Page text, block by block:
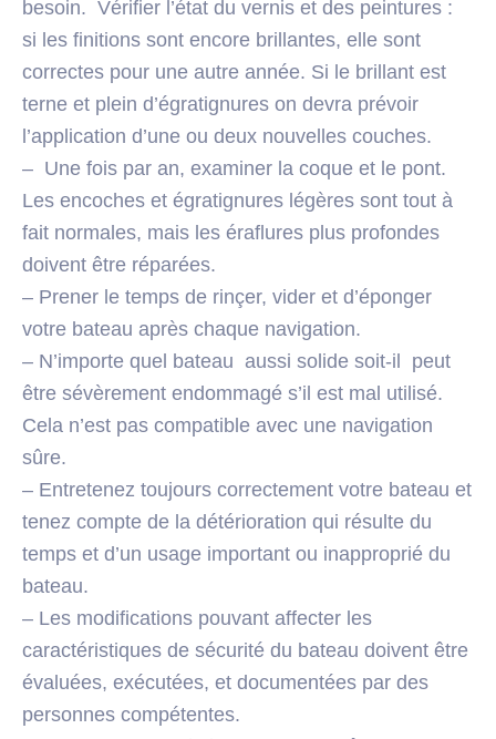
besoin. Vérifier l’état du vernis et des peintures :
si les finitions sont encore brillantes, elle sont
correctes pour une autre année. Si le brillant est
terne et plein d’égratignures on devra prévoir
l’application d’une ou deux nouvelles couches.
– Une fois par an, examiner la coque et le pont.
Les encoches et égratignures légères sont tout à
fait normales, mais les éraflures plus profondes
doivent être réparées.
– Prener le temps de rinçer, vider et d’éponger
votre bateau après chaque navigation.
– N’importe quel bateau aussi solide soit-il peut
être sévèrement endommagé s’il est mal utilisé.
Cela n’est pas compatible avec une navigation
sûre.
– Entretenez toujours correctement votre bateau et
tenez compte de la détérioration qui résulte du
temps et d’un usage important ou inapproprié du
bateau.
– Les modifications pouvant affecter les
caractéristiques de sécurité du bateau doivent être
évaluées, exécutées, et documentées par des
personnes compétentes.